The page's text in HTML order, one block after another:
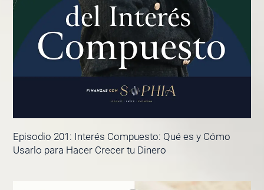
Episodio 201: Interés Compuesto: Qué es y Cómo
Usarlo para Hacer Crecer tu Dinero